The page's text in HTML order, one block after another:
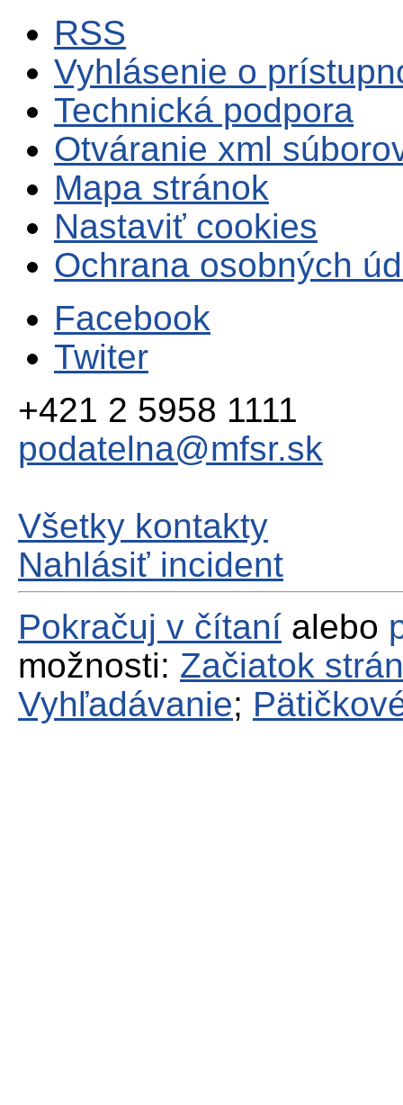
RSS
Vyhlásenie o
Technická podpora
Otváranie xml
Mapa stránok
Nastaviť cookies
Ochrana osobných
Facebook
Twiter
+421 2 5958 1111
podatelna@mfsr.sk
Všetky kontakty
Nahlásiť incident
Pokračuj v čítaní alebo
možnosti: Začiatok
Vyhľadávanie;